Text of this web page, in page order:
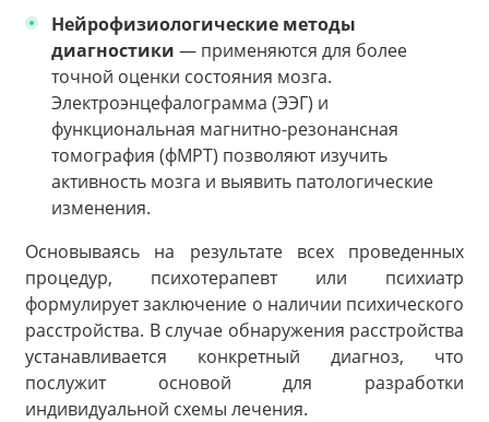
Нейрофизиологические методы
диагностики — применяются для более
точной оценки состояния мозга.
Электроэнцефалограмма (ЭЭГ) и
функциональная магнитно-резонансная
томография (фМРТ) позволяют изучить
активность мозга и выявить патологические
изменения.
Основываясь на результате всех проведенных
процедур, психотерапевт или психиатр
формулирует заключение о наличии психического
расстройства. В случае обнаружения расстройства
устанавливается конкретный диагноз, что
послужит основой для разработки
индивидуальной схемы лечения.